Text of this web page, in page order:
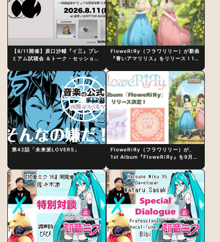
【8/11開催】原口沙輔『イ三』プレ
ミアム試聴会 ＆トーク・セッション
制作秘話
FloweRiЯy（フラワリリー）が新曲
『青いアマリリス』をリリース！1st
第42話「未来派LOVERS」
FloweRiЯy（フラワリリー）が、
1st Album『FloweRiЯy』を9月23